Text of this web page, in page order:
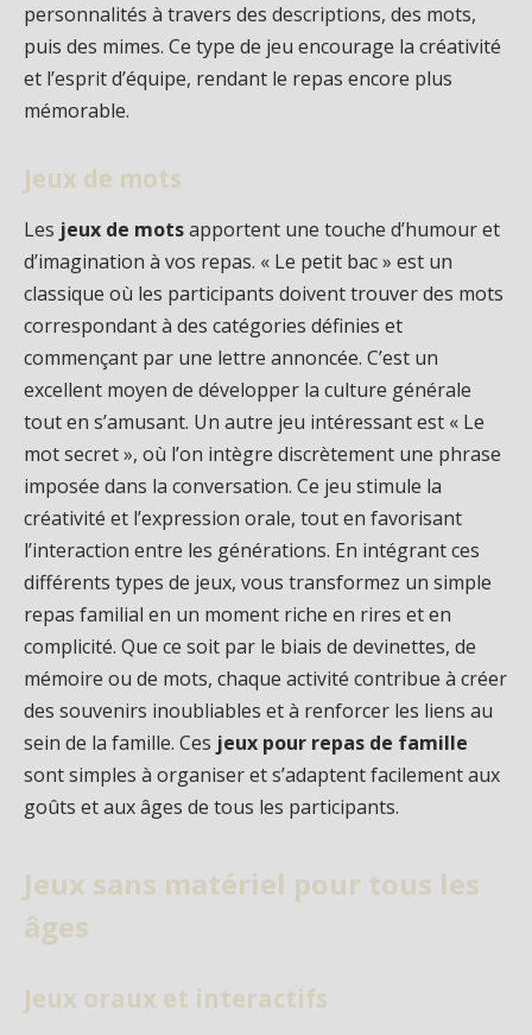
personnalités à travers des descriptions, des mots,
puis des mimes. Ce type de jeu encourage la créativité
et l’esprit d’équipe, rendant le repas encore plus
mémorable.
Jeux de mots
Les jeux de motsapportent une touche d’humour et
d’imagination à vos repas. « Le petit bac » est un
classique où les participants doivent trouver des mots
correspondant à des catégories définies et
commençant par une lettre annoncée. C’est un
excellent moyen de développer la culture générale
tout en s’amusant. Un autre jeu intéressant est « Le
mot secret », où l’on intègre discrètement une phrase
imposée dans la conversation. Ce jeu stimule la
créativité et l’expression orale, tout en favorisant
l’interaction entre les générations. En intégrant ces
différents types de jeux, vous transformez un simple
repas familial en un moment riche en rires et en
complicité. Que ce soit par le biais de devinettes, de
mémoire ou de mots, chaque activité contribue à créer
des souvenirs inoubliables et à renforcer les liens au
sein de la famille. Ces jeux pour repas de famille
sont simples à organiser et s’adaptent facilement aux
goûts et aux âges de tous les participants.
Jeux sans matériel pour tous les
âges
Jeux oraux et interactifs